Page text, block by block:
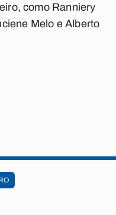
como Ranniery
Melo e Alberto